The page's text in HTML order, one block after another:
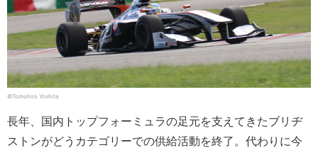
©︎Tomohiro Yoshita
長年、国内トップフォーミュラの足元を支えてきたブリヂ
ストンがどうカテゴリーでの供給活動を終了。代わりに今